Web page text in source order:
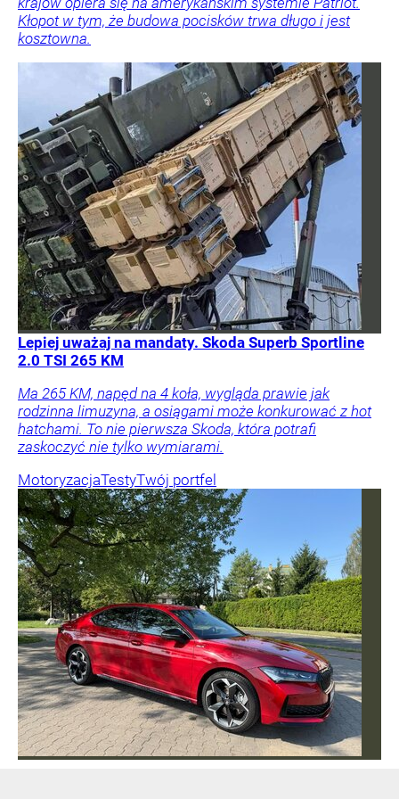
Kłopot w tym, że budowa pocisków trwa długo i jest
kosztowna.
Lepiej uważaj na mandaty. Skoda Superb Sportline
2.0 TSI 265 KM
Ma 265 KM, napęd na 4 koła, wygląda prawie jak
rodzinna limuzyna, a osiągami może konkurować z hot
hatchami. To nie pierwsza Skoda, która potrafi
zaskoczyć nie tylko wymiarami.
MotoryzacjaTestyTwój portfel